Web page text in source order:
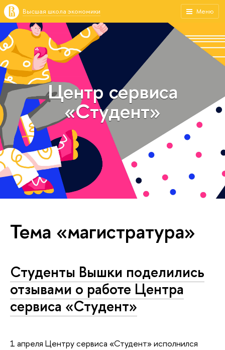
Меню
Высшая школа экономики
Центр сервиса
«Студент»
Тема «магистратура»
Студенты Вышки поделились
отзывами о работе Центра
сервиса «Студент»
1 апреля Центру сервиса «Студент» исполнился